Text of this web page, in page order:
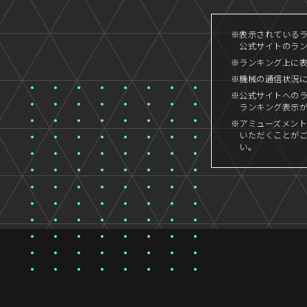
※表示されている
公式サイトのラ
※ランキング上に
※機械の通信状況
※公式サイトへの
ランキング表示
※アミューズメン
いただくことが
い。